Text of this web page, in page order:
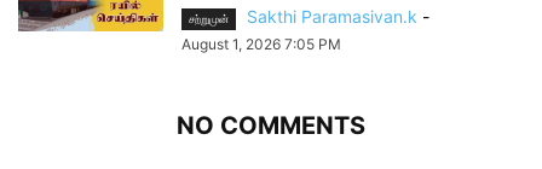
சற்றுமுன் Sakthi Paramasivan.k -
August 1, 2026 7:05 PM
NO COMMENTS